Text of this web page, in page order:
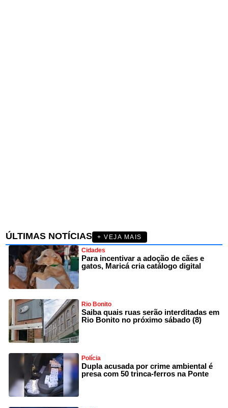
ÚLTIMAS NOTÍCIAS
+ VEJA MAIS
Cidades
Para incentivar a adoção de cães e
gatos, Maricá cria catálogo digital
Rio Bonito
Saiba quais ruas serão interditadas em
Rio Bonito no próximo sábado (8)
Polícia
Dupla acusada por crime ambiental é
presa com 50 trinca-ferros na Ponte